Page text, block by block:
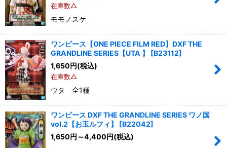
在庫数△
モモノスケ
ワンピース【ONE PIECE FILM RED】DXF THE
GRANDLINE SERIES【UTA 】
[B23112]
1,650円(税込)
在庫数△
ウタ 全1種
ワンピース DXF THE GRANDLINE SERIES ワノ国
vol.2【お玉ルフィ】
[B22042]
1,650円 ～4,400円(税込)